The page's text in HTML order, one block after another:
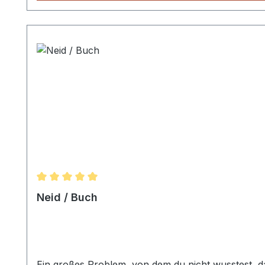
Durchschnittliche Bewertung von 5 von 5 Sternen
Neid / Buch